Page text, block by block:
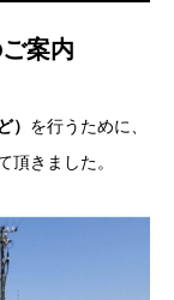
案内
） を行うために、
頂きました。